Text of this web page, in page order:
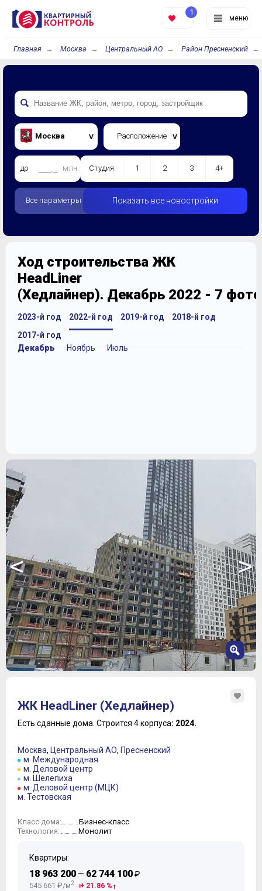
меню
1
Главная Москва Центральный АО Район Пресненский
Москва Расположение
до млн. Студия 1 2 3 4+
Все параметры Показать все новостройки
Ход строительства ЖК
HeadLiner
(Хедлайнер). Декабрь 2022 - 7
2023-й год 2022-й год
Декабрь Ноябрь Июль
2019-й год
2018-й год
2017-й год
< >
3
4
6
7
ЖК HeadLiner (Хедлайнер)
Есть сданные дома. Строится 4 корпуса: 2024.
Москва, Центральный АО, Пресненский
м. Международная
м. Деловой центр
м. Шелепиха
м. Деловой центр (МЦК)
м. Тестовская
Класс дома: Бизнес-класс
Технология: Монолит
Квартиры:
18 963 200 — 62 744 100₽
545 661 ₽/м2 + 21.86 %